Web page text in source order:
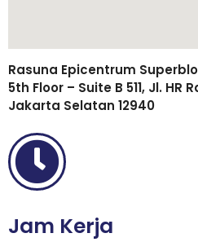
Rasuna Epicentrum
5th Floor – Suite B 511, Jl. HR
Jakarta Selatan 12940
Jam Kerja